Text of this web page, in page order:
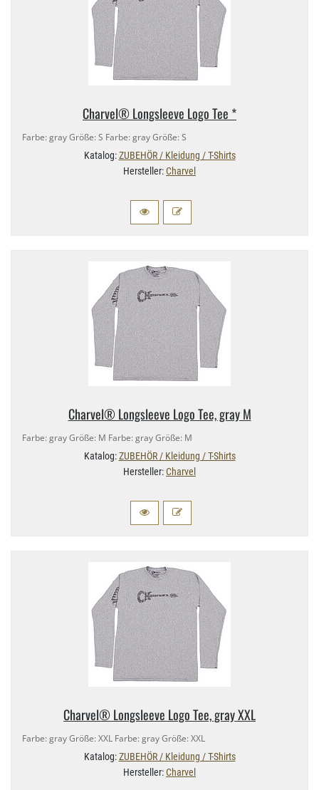
Charvel® Longsleeve Logo Tee *
Farbe: gray Größe: S Farbe: gray Größe: S
Katalog:ZUBEHÖR / Kleidung / T-Shirts
Hersteller:Charvel
Charvel® Longsleeve Logo Tee, gray M
Farbe: gray Größe: M Farbe: gray Größe: M
Katalog:ZUBEHÖR / Kleidung / T-Shirts
Hersteller:Charvel
Charvel® Longsleeve Logo Tee, gray XXL
Farbe: gray Größe: XXL Farbe: gray Größe: XXL
Katalog:ZUBEHÖR / Kleidung / T-Shirts
Hersteller:Charvel